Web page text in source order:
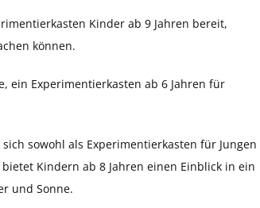
Kinder ab 9 Jahren bereit,
können.
ein Experimentierkasten ab 6 Jahren für
sowohl als Experimentierkasten für Jungen
Kindern ab 8 Jahren einen Einblick in ein
und Sonne.